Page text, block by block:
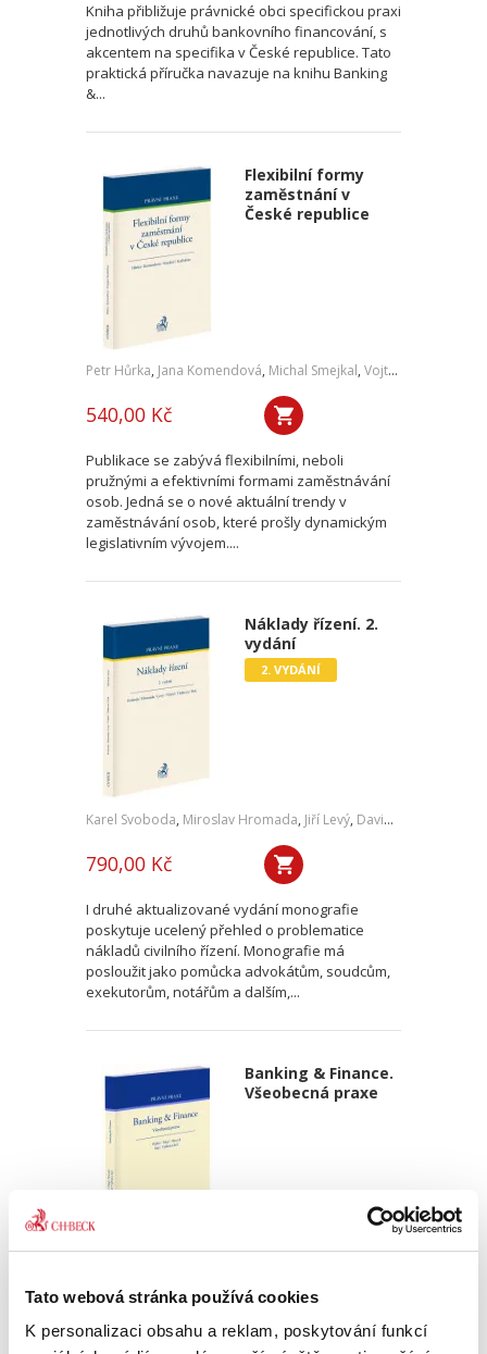
Tato webová stránka používá cookies
K personalizaci obsahu a reklam, poskytování funkcí
Kniha přibližuje právnické obci specifickou praxi
jednotlivých druhů bankovního financování, s
akcentem na specifika v České republice. Tato
praktická příručka navazuje na knihu Banking
&...
Flexibilní formy
zaměstnání v
České republice
Petr Hůrka, Jana Komendová, Michal Smejkal, Vojtěch Kadlubiec
540,00 Kč
Publikace se zabývá flexibilními, neboli
pružnými a efektivními formami zaměstnávání
osob. Jedná se o nové aktuální trendy v
zaměstnávání osob, které prošly dynamickým
legislativním vývojem....
Náklady řízení. 2.
vydání
2. VYDÁNÍ
Karel Svoboda, Miroslav Hromada, Jiří Levý, David Vláčil
790,00 Kč
I druhé aktualizované vydání monografie
poskytuje ucelený přehled o problematice
nákladů civilního řízení. Monografie má
posloužit jako pomůcka advokátům, soudcům,
exekutorům, notářům a dalším,...
Banking & Finance.
Všeobecná praxe